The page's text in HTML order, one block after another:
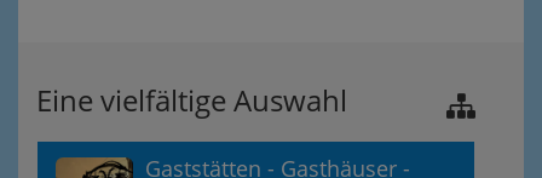
Eine vielfältige Auswahl
Gaststätten - Gasthäuser -